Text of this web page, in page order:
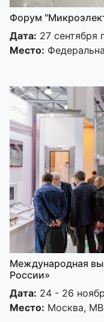
Форум
Дата: 27 сентября
Место:
Международная
России»
Дата: 24 - 26
Место: Москва,